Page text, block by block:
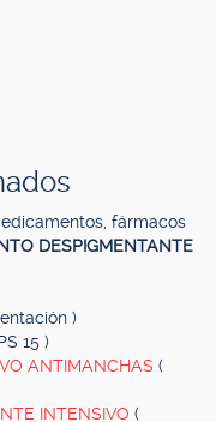
fármacos
DESPIGMENTANTE
)
15 )
ANTIMANCHAS (
INTENSIVO (